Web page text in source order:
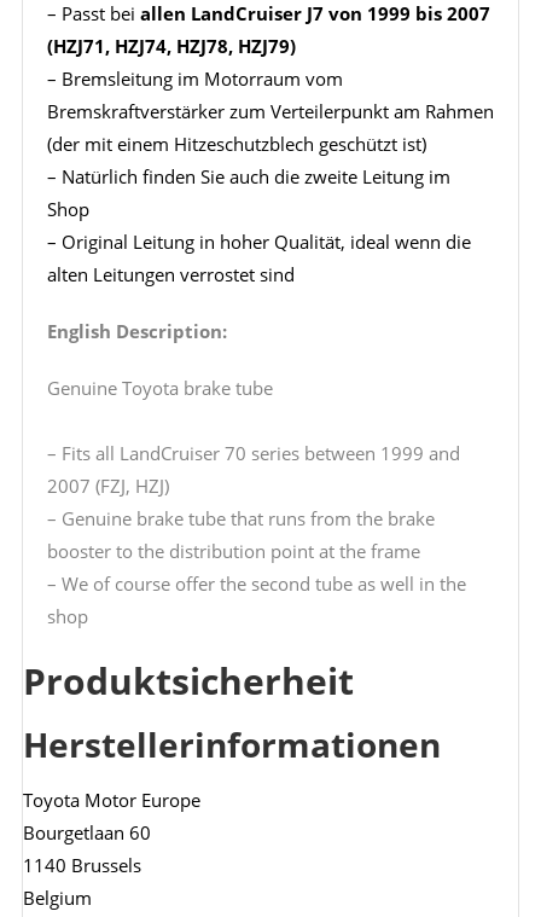
– Passt bei allen LandCruiser J7 von 1999 bis 2007
(HZJ71, HZJ74, HZJ78, HZJ79)
– Bremsleitung im Motorraum vom
Bremskraftverstärker zum Verteilerpunkt am Rahmen
(der mit einem Hitzeschutzblech geschützt ist)
– Natürlich finden Sie auch die zweite Leitung im
Shop
– Original Leitung in hoher Qualität, ideal wenn die
alten Leitungen verrostet sind
English Description:
Genuine Toyota brake tube
– Fits all LandCruiser 70 series between 1999 and
2007 (FZJ, HZJ)
– Genuine brake tube that runs from the brake
booster to the distribution point at the frame
– We of course offer the second tube as well in the
shop
Produktsicherheit
Herstellerinformationen
Toyota Motor Europe
Bourgetlaan 60
1140 Brussels
Belgium